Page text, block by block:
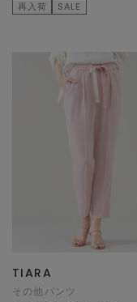
再入荷 SALE
TIARA
その他パンツ